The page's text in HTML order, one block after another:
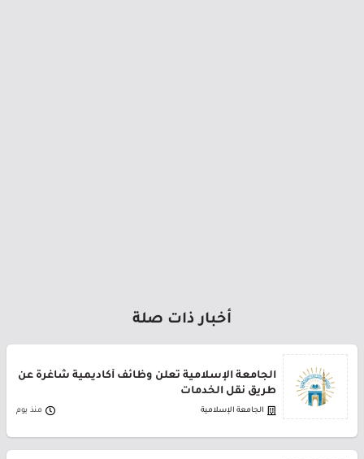
أخبار ذات صلة
الجامعة الإسلامية تعلن وظائف أكاديمية شاغرة عن
طريق نقل الخدمات
الجامعة الإسلامية منذ يوم